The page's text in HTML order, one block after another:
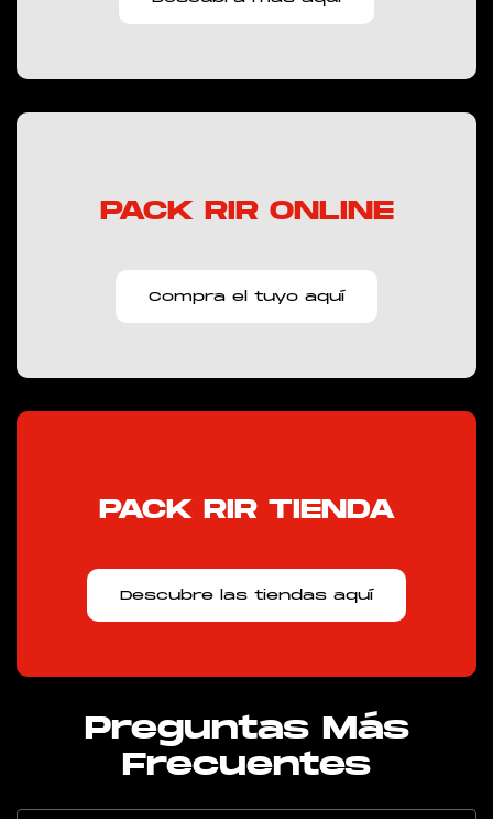
PACK RIR ONLINE
Compra el tuyo aquí
PACK RIR TIENDA
Descubre las tiendas aquí
Preguntas Más
Frecuentes